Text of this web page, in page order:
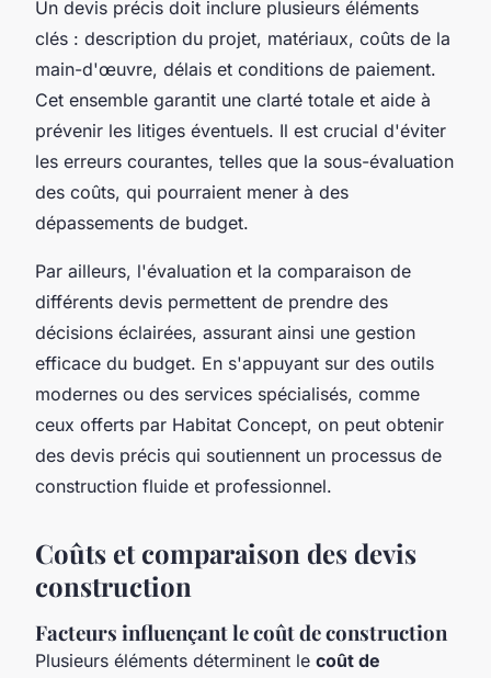
Un devis précis doit inclure plusieurs éléments
clés : description du projet, matériaux, coûts de la
main-d'œuvre, délais et conditions de paiement.
Cet ensemble garantit une clarté totale et aide à
prévenir les litiges éventuels. Il est crucial d'éviter
les erreurs courantes, telles que la sous-évaluation
des coûts, qui pourraient mener à des
dépassements de budget.
Par ailleurs, l'évaluation et la comparaison de
différents devis permettent de prendre des
décisions éclairées, assurant ainsi une gestion
efficace du budget. En s'appuyant sur des outils
modernes ou des services spécialisés, comme
ceux offerts par Habitat Concept, on peut obtenir
des devis précis qui soutiennent un processus de
construction fluide et professionnel.
Coûts et comparaison des devis
construction
Facteurs influençant le coût de construction
Plusieurs éléments déterminent le coût de